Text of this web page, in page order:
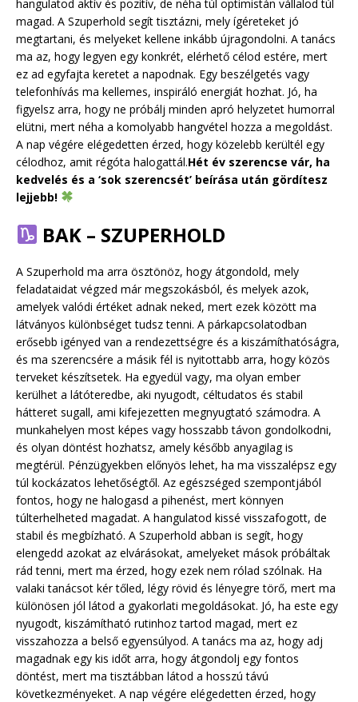
hangulatod aktív és pozitív, de néha túl optimistán vállalod túl
magad. A Szuperhold segít tisztázni, mely ígéreteket jó
megtartani, és melyeket kellene inkább újragondolni. A tanács
ma az, hogy legyen egy konkrét, elérhető célod estére, mert
ez ad egyfajta keretet a napodnak. Egy beszélgetés vagy
telefonhívás ma kellemes, inspiráló energiát hozhat. Jó, ha
figyelsz arra, hogy ne próbálj minden apró helyzetet humorral
elütni, mert néha a komolyabb hangvétel hozza a megoldást.
A nap végére elégedetten érzed, hogy közelebb kerültél egy
célodhoz, amit régóta halogattál.Hét év szerencse vár, ha
kedvelés és a ‘sok szerencsét’ beírása után gördítesz
lejjebb!
BAK – SZUPERHOLD
A Szuperhold ma arra ösztönöz, hogy átgondold, mely
feladataidat végzed már megszokásból, és melyek azok,
amelyek valódi értéket adnak neked, mert ezek között ma
látványos különbséget tudsz tenni. A párkapcsolatodban
erősebb igényed van a rendezettségre és a kiszámíthatóságra,
és ma szerencsére a másik fél is nyitottabb arra, hogy közös
terveket készítsetek. Ha egyedül vagy, ma olyan ember
kerülhet a látóteredbe, aki nyugodt, céltudatos és stabil
hátteret sugall, ami kifejezetten megnyugtató számodra. A
munkahelyen most képes vagy hosszabb távon gondolkodni,
és olyan döntést hozhatsz, amely később anyagilag is
megtérül. Pénzügyekben előnyös lehet, ha ma visszalépsz egy
túl kockázatos lehetőségtől. Az egészséged szempontjából
fontos, hogy ne halogasd a pihenést, mert könnyen
túlterhelheted magadat. A hangulatod kissé visszafogott, de
stabil és megbízható. A Szuperhold abban is segít, hogy
elengedd azokat az elvárásokat, amelyeket mások próbáltak
rád tenni, mert ma érzed, hogy ezek nem rólad szólnak. Ha
valaki tanácsot kér tőled, légy rövid és lényegre törő, mert ma
különösen jól látod a gyakorlati megoldásokat. Jó, ha este egy
nyugodt, kiszámítható rutinhoz tartod magad, mert ez
visszahozza a belső egyensúlyod. A tanács ma az, hogy adj
magadnak egy kis időt arra, hogy átgondolj egy fontos
döntést, mert ma tisztábban látod a hosszú távú
következményeket. A nap végére elégedetten érzed, hogy